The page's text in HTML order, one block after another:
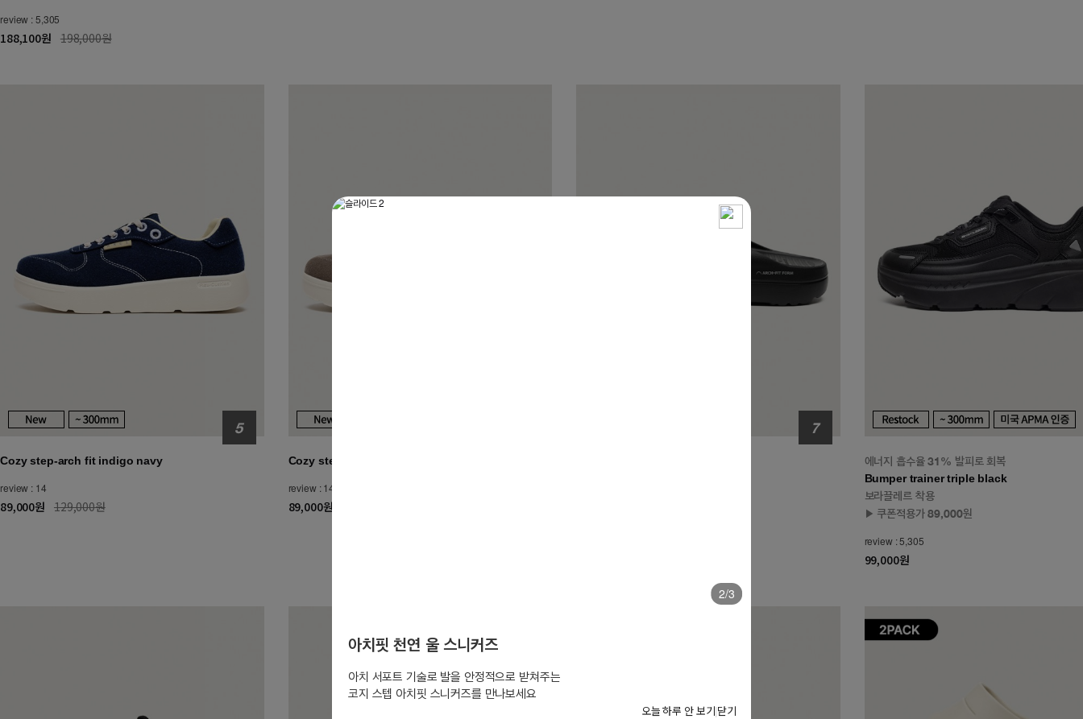
review : 5,305
188,100원 198,000원
Cozy step-arch fit indigo navy
review : 14
89,000원 129,000원
Cozy step-arch fit cocoa taupe
review : 14
89,000원
에너지 흡수율 31% 발피로 회복
Bumper trainer triple black
보라끌레르 착용
▶ 쿠폰적용가 89,000원
review : 5,305
99,000원
오늘 하루 안 보기|닫기
아치핏 폼 플립플랍 마지막 수량 입고
많은 분들이 선택한 아치 서포트의 편안함,
아치핏 폼 플립플랍을 지금 만나보세요.
앵콜! 썸머 시즌 오프
3/3